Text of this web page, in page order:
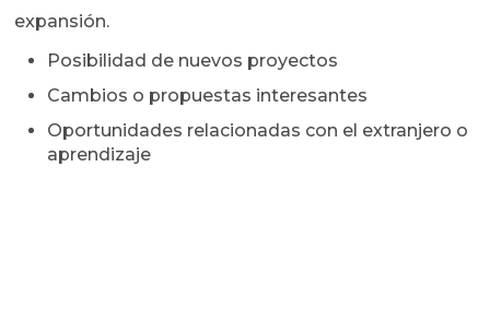
expansión.
Posibilidad de nuevos proyectos
Cambios o propuestas interesantes
Oportunidades relacionadas con el extranjero o
aprendizaje